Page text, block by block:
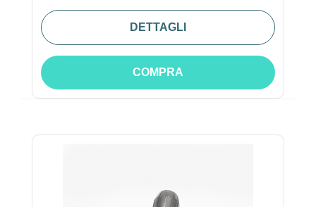
DETTAGLI
COMPRA